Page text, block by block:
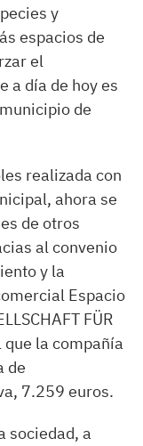
y
espacios de
el
a día de hoy es
de
realizada con
ahora se
de otros
al convenio
y la
Espacio
FÜR
que la compañía
de
7.259 euros.
sociedad, a